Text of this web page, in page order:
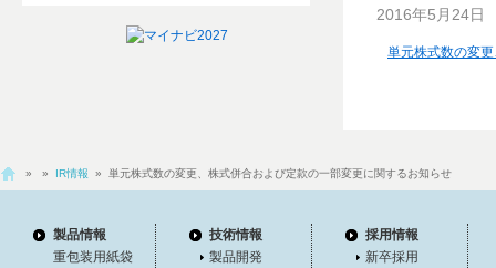
2016年5月24日
単元株式数の変
» » IR情報 » 単元株式数の変更、株式併合および定款の一部変更に関するお知らせ
製品情報
重包装用紙袋
技術情報
製品開発
採用情報
新卒採用